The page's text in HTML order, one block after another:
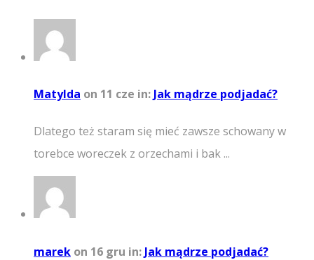
Matylda on 11 cze in: Jak mądrze podjadać?
Dlatego też staram się mieć zawsze schowany w
torebce woreczek z orzechami i bak ...
marek on 16 gru in: Jak mądrze podjadać?